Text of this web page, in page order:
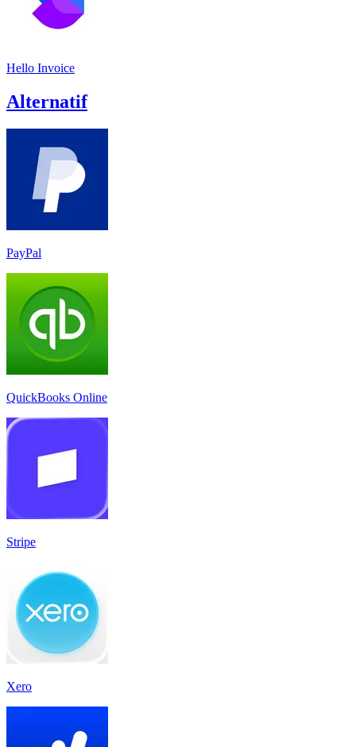
Hello Invoice
Alternatif
PayPal
QuickBooks Online
Stripe
Xero